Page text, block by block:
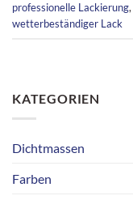
professionelle Lackierung,
wetterbeständiger Lack
KATEGORIEN
Dichtmassen
Farben